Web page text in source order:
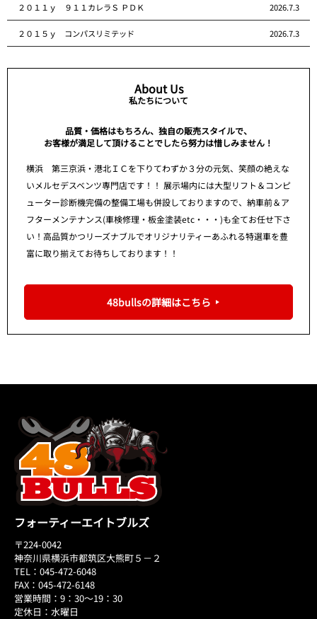
２０１１ｙ ９１１カレラＳ ＰＤＫ 2026.7.3
２０１５ｙ コンパスリミテッド 2026.7.3
About Us
私たちについて
品質・価格はもちろん、独自の販売スタイルで、
お客様が満足して頂けることでしたら努力は惜しみません！
横浜 第三京浜・港北ＩＣを下りてわずか３分の元気、笑顔の絶えな
いメルセデスベンツ専門店です！！ 展示場内には大型リフト＆コンピ
ューター診断機完備の整備工場も併設しておりますので、納車前＆ア
フターメンテナンス(車検修理・板金塗装etc・・・)も全てお任せ下さ
い！高品質かつリーズナブルでオリジナリティーあふれる特選車を豊
富に取り揃えてお待ちしております！！
48bullsの詳細はこちら
フォーティーエイトブルズ
〒224-0042
神奈川県横浜市都筑区大熊町５－２
TEL：045-472-6048
FAX：045-472-6148
営業時間：9：30～19：30
定休日：水曜日